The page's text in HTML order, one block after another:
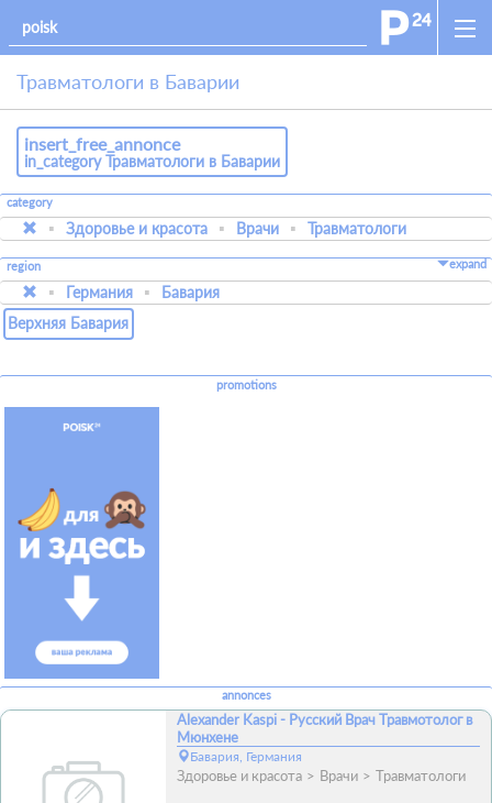
Травматологи в Баварии
insert_free_annonce
in_category Травматологи в Баварии
category
Здоровье и красота Врачи Травматологи
region expand
Германия
Бавария
Верхняя Бавария
promotions
annonces
Alexander Kaspi - Русский Врач Травмотолог в
Мюнхене
Бавария, Германия
Здоровье и красота Врачи Травматологи